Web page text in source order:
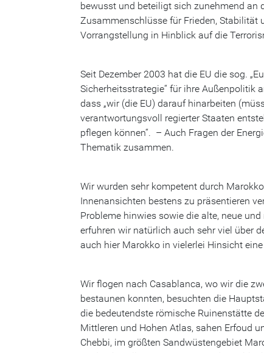
bewusst und beteiligt sich zunehmend an
Zusammenschlüsse für Frieden,
Vorrangstellung in Hinblick auf die
Seit Dezember 2003 hat die EU die sog.
Sicherheitsstrategie“ für ihre Außenpolitik
dass „wir (die EU) darauf hinarbeiten
verantwortungsvoll regierter Staaten
pflegen können“. – Auch Fragen der
Thematik zusammen.
Wir wurden sehr kompetent durch
Innenansichten bestens zu präsentieren
Probleme hinwies sowie die alte, neue
erfuhren wir natürlich auch sehr viel über
auch hier Marokko in vielerlei Hinsicht
Wir flogen nach Casablanca, wo wir die
bestaunen konnten, besuchten die
die bedeutendste römische Ruinenstätte
Mittleren und Hohen Atlas, sahen Erfoud
Chebbi, im größten Sandwüstengebiet